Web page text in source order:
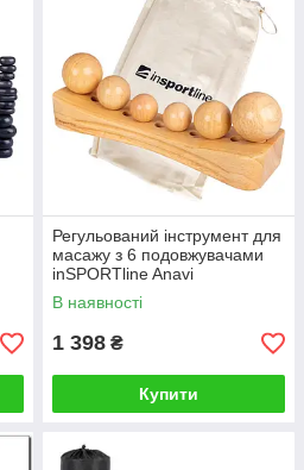
Регульований інструмент для
масажу з 6 подовжувачами
inSPORTline Anavi
В наявності
1 398 ₴
Купити